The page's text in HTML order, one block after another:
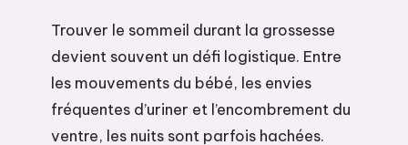
Trouver le sommeil durant la grossesse
devient souvent un défi logistique. Entre
les mouvements du bébé, les envies
fréquentes d’uriner et l’encombrement du
ventre, les nuits sont parfois hachées.